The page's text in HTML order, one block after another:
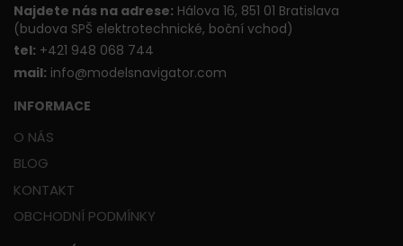
Najdete nás na adrese: Hálova 16, 851 01 Bratislava
(budova SPŠ elektrotechnické, boční vchod)
tel: +421 948 068 744
mail: info@modelsnavigator.com
INFORMACE
O NÁS
BLOG
KONTAKT
OBCHODNÍ PODMÍNKY